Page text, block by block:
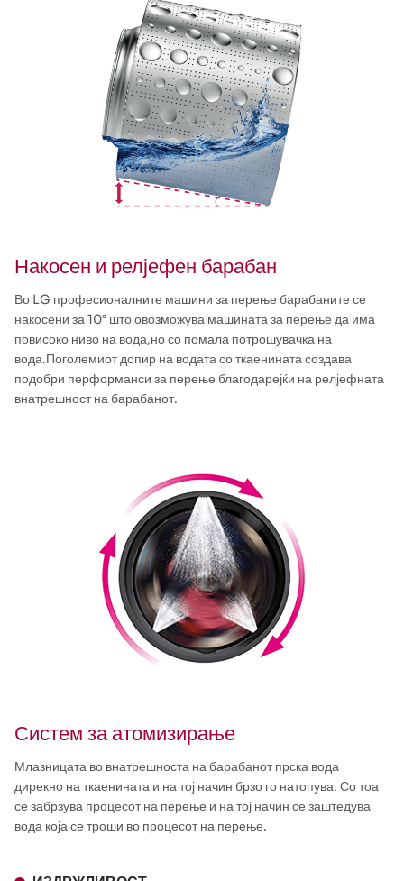
Накосен и релјефен барабан
Во LG професионалните машини за перење барабаните се
накосени за 10° што овозможува машината за перење да има
повисоко ниво на вода,но со помала потрошувачка на
вода.Поголемиот допир на водата со ткаенината создава
подобри перформанси за перење благодарејќи на релјефната
внатрешност на барабанот.
Систем за атомизирање
Млазницата во внатрешноста на барабанот прска вода
дирекно на ткаенината и на тој начин брзо го натопува. Со тоа
се забрзува процесот на перење и на тој начин се заштедува
вода која се троши во процесот на перење.